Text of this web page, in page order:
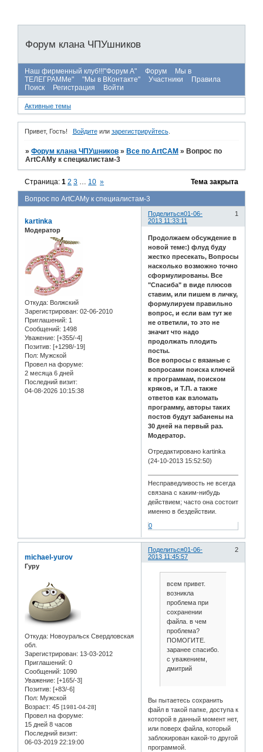
Форум клана ЧПУшников
Наш фирменный клуб!!!"Форум А" Форум
Мы в
ТЕЛЕГРАММе"
"Мы в ВКонтакте" Участники
Правила
Поиск
Регистрация Войти
Активные темы
Привет, Гость! Войдитеили зарегистрируйтесь.
»Форум клана ЧПУшников » Все по ArtCAM » Вопрос по
ArtCAMу к специалистам-3
Вопрос по ArtCAMу к специалистам-3
Страница:1 2 3 10 » Тема закрыта
Поделиться 1
01-06-
2013 11:33:11
kartinka
Модератор
Откуда: Волжский
Зарегистрирован: 02-06-2010
Приглашений: 1
Сообщений: 1498
Уважение: [+355/-4]
Позитив: [+1298/-19]
Пол: Мужской
Провел на форуме:
2 месяца 6 дней
Последний визит:
04-08-2026 10:15:38
Продолжаем обсуждение в
новой теме:) флуд буду
жестко пресекать, Вопросы
насколько возможно точно
сформулированы. Все
"Спасиба" в виде плюсов
ставим, или пишем в личку,
формулируем правильно
вопрос, и если вам тут же
не ответили, то это не
значит что надо
продолжать плодить
посты.
Все вопросы с вязаные с
вопросами поиска ключей
к программам, поиском
кряков, и Т.П. а также
ответов как взломать
программу, авторы таких
постов будут забанены на
30 дней на первый раз.
Модератор.
Отредактировано kartinka
(24-10-2013 15:52:50)
Несправедливость не всегда
связана с каким-нибудь
действием; часто она состоит
именно в бездействии.
0
Поделиться 2
01-06-
2013 11:45:57
michael-yurov
Гуру
Откуда: Новоуральск Свердловская
обл.
Зарегистрирован: 13-03-2012
Приглашений: 0
Сообщений: 1090
Уважение: [+165/-3]
Позитив: [+83/-6]
Пол: Мужской
Возраст: 45 [1981-04-28]
Провел на форуме:
15 дней 8 часов
Последний визит:
06-03-2019 22:19:00
всем привет.
возникла
проблема при
сохранении
файла. в чем
проблема?
ПОМОГИТЕ.
заранее спасибо.
с уважением,
дмитрий
Вы пытаетесь сохранить
файл в такой папке, доступа к
которой в данный момент нет,
или поверх файла, который
заблокирован какой-то другой
программой.